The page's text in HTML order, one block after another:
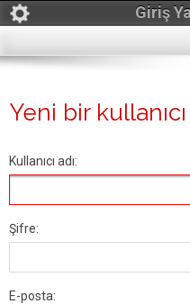
Giriş
Yeni bir kullanıcı
Kullanıcı adı:
Şifre:
E-posta: